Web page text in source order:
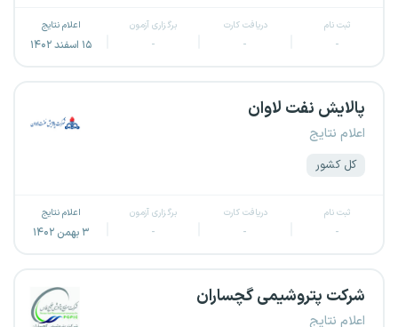
ثبت نام
-
دریافت کارت
-
برگزاری آزمون
-
اعلام نتایج
۱۵ اسفند ۱۴۰۲
پالایش نفت لاوان
اعلام نتایج
کل کشور
ثبت نام
-
دریافت کارت
-
برگزاری آزمون
-
اعلام نتایج
۳ بهمن ۱۴۰۲
شرکت‌ پتروشیمی گچساران
اعلام نتایج